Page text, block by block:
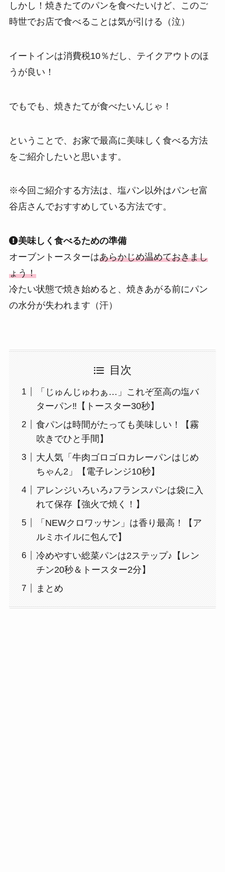
しかし！焼きたてのパンを食べたいけど、このご
時世でお店で食べることは気が引ける（泣）
イートインは消費税10％だし、テイクアウトのほ
うが良い！
でもでも、焼きたてが食べたいんじゃ！
ということで、お家で最高に美味しく食べる方法
をご紹介したいと思います。
※今回ご紹介する方法は、塩パン以外はパンセ富
谷店さんでおすすめしている方法です。
美味しく食べるための準備
オーブントースターはあらかじめ温めておきまし
ょう！
冷たい状態で焼き始めると、焼きあがる前にパン
の水分が失われます（汗）
目次
「じゅんじゅわぁ…」これぞ至高の塩バ
ターパン‼【トースター30秒】
食パンは時間がたっても美味しい！【霧
吹きでひと手間】
大人気「牛肉ゴロゴロカレーパンはじめ
ちゃん2」【電子レンジ10秒】
アレンジいろいろ♪フランスパンは袋に入
れて保存【強火で焼く！】
「NEWクロワッサン」は香り最高！【ア
ルミホイルに包んで】
冷めやすい総菜パンは2ステップ♪【レン
チン20秒＆トースター2分】
まとめ